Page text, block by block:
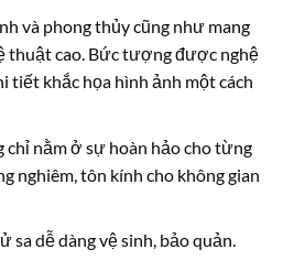
và phong thủy cũng như mang
thuật cao. Bức tượng được nghệ
tiết khắc họa hình ảnh một cách
nằm ở sự hoàn hảo cho từng
nghiêm, tôn kính cho không gian
sa dễ dàng vệ sinh, bảo quản.